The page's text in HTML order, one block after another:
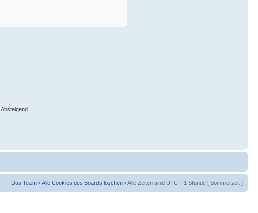
Absteigend
Das Team • Alle Cookies des Boards löschen • Alle Zeiten sind UTC + 1 Stunde [ Sommerzeit ]